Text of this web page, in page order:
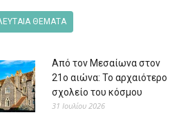
ΘΕΜΑΤΑ
Από τον Μεσαίωνα στον
21ο αιώνα: Το αρχαιότερο
σχολείο του κόσμου
31 Ιουλίου 2026